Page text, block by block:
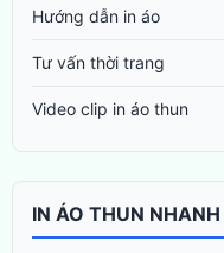
Hướng dẫn in áo
Tư vấn thời trang
Video clip in áo thun
IN ÁO THUN NHANH